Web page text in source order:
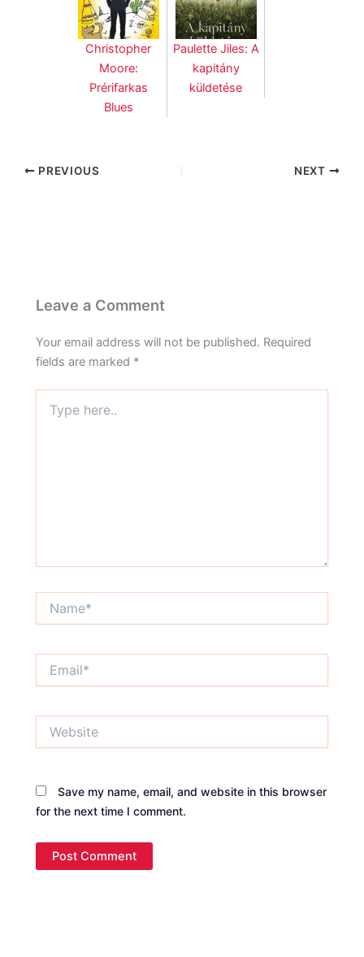
Christopher
Moore:
Prérifarkas
Blues
Paulette Jiles: A
kapitány
küldetése
PREVIOUS NEXT
Leave a Comment
Your email address will not be published. Required
fields are marked *
here..
Save my name, email, and website in this browser
for the next time I comment.